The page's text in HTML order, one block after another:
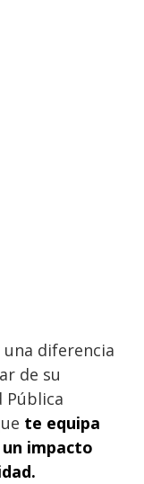
una diferencia
de su
Pública
te equipa
impacto